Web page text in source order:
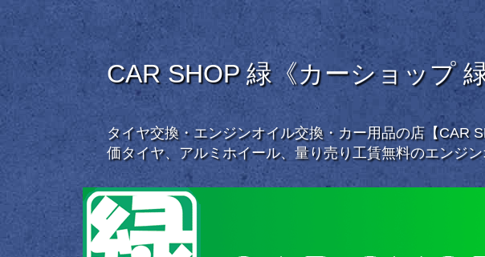
CAR SHOP 緑《カーショップ
タイヤ交換・エンジンオイル交換・カー用品の店【CAR
価タイヤ、アルミホイール、量り売り工賃無料のエンジ